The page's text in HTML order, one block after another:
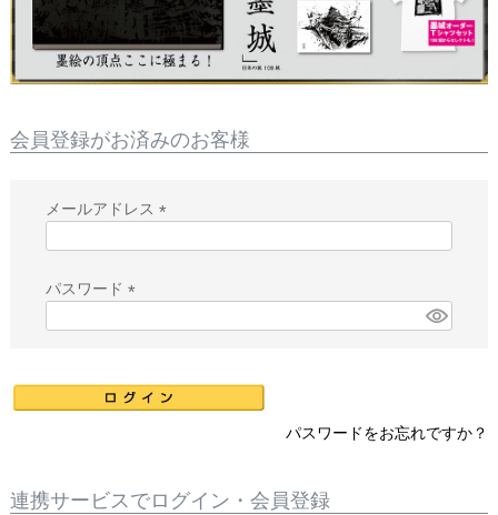
会員登録がお済みのお客様
メールアドレス
)
パスワード
)
パスワードをお忘れですか？
連携サービスでログイン・会員登録